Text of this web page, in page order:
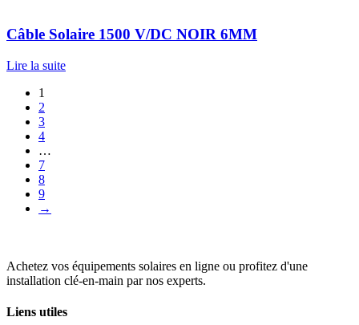
Câble Solaire 1500 V/DC NOIR 6MM
Lire la suite
1
2
3
4
…
7
8
9
→
Achetez vos équipements solaires en ligne ou profitez d'une
installation clé-en-main par nos experts.
Liens utiles